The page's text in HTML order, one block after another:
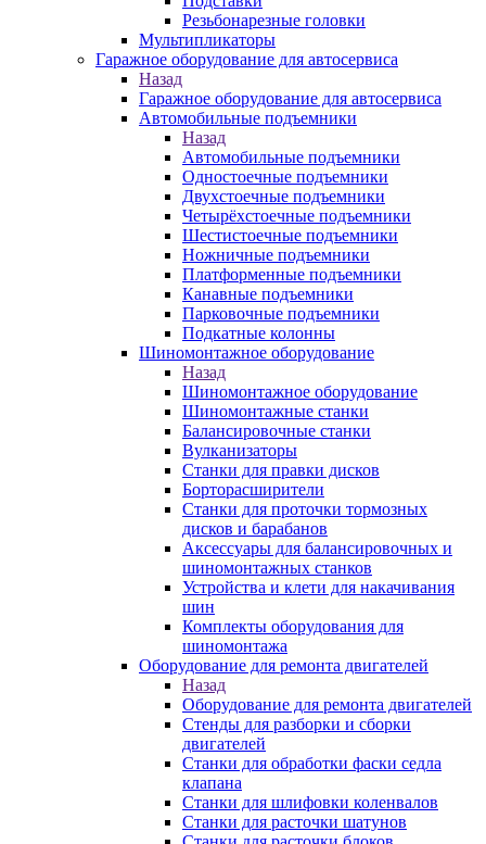
Резьбонарезные головки
Мультипликаторы
Гаражное оборудование для автосервиса
Назад
Гаражное оборудование для автосервиса
Автомобильные подъемники
Назад
Автомобильные подъемники
Одностоечные подъемники
Двухстоечные подъемники
Четырёхстоечные подъемники
Шестистоечные подъемники
Ножничные подъемники
Платформенные подъемники
Канавные подъемники
Парковочные подъемники
Подкатные колонны
Шиномонтажное оборудование
Назад
Шиномонтажное оборудование
Шиномонтажные станки
Балансировочные станки
Вулканизаторы
Станки для правки дисков
Борторасширители
Станки для проточки тормозных
дисков и барабанов
Аксессуары для балансировочных и
шиномонтажных станков
Устройства и клети для накачивания
шин
Комплекты оборудования для
шиномонтажа
Оборудование для ремонта двигателей
Назад
Оборудование для ремонта двигателей
Стенды для разборки и сборки
двигателей
Станки для обработки фаски седла
клапана
Станки для шлифовки коленвалов
Станки для расточки шатунов